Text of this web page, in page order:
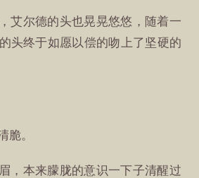
艾尔德的头也晃晃悠悠，随着一
头终于如愿以偿的吻上了坚硬的
脆。
，本来朦胧的意识一下子清醒过